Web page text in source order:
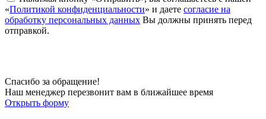
«Политикой конфиденциальности» и даете согласие на
обработку персональных данных Вы должны принять перед
отправкой.
Спасибо за обращение!
Наш менеджер перезвонит вам в ближайшее время
Открыть форму